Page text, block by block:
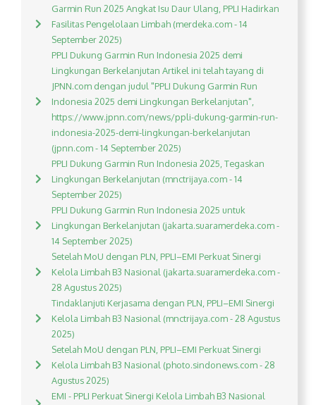
Garmin Run 2025 Angkat Isu Daur Ulang, PPLI Hadirkan
Fasilitas Pengelolaan Limbah (merdeka.com - 14
September 2025)
PPLI Dukung Garmin Run Indonesia 2025 demi
Lingkungan Berkelanjutan Artikel ini telah tayang di
JPNN.com dengan judul "PPLI Dukung Garmin Run
Indonesia 2025 demi Lingkungan Berkelanjutan",
https://www.jpnn.com/news/ppli-dukung-garmin-run-
indonesia-2025-demi-lingkungan-berkelanjutan
(jpnn.com - 14 September 2025)
PPLI Dukung Garmin Run Indonesia 2025, Tegaskan
Lingkungan Berkelanjutan (mnctrijaya.com - 14
September 2025)
PPLI Dukung Garmin Run Indonesia 2025 untuk
Lingkungan Berkelanjutan (jakarta.suaramerdeka.com -
14 September 2025)
Setelah MoU dengan PLN, PPLI–EMI Perkuat Sinergi
Kelola Limbah B3 Nasional (jakarta.suaramerdeka.com -
28 Agustus 2025)
Tindaklanjuti Kerjasama dengan PLN, PPLI–EMI Sinergi
Kelola Limbah B3 Nasional (mnctrijaya.com - 28 Agustus
2025)
Setelah MoU dengan PLN, PPLI–EMI Perkuat Sinergi
Kelola Limbah B3 Nasional (photo.sindonews.com - 28
Agustus 2025)
EMI - PPLI Perkuat Sinergi Kelola Limbah B3 Nasional